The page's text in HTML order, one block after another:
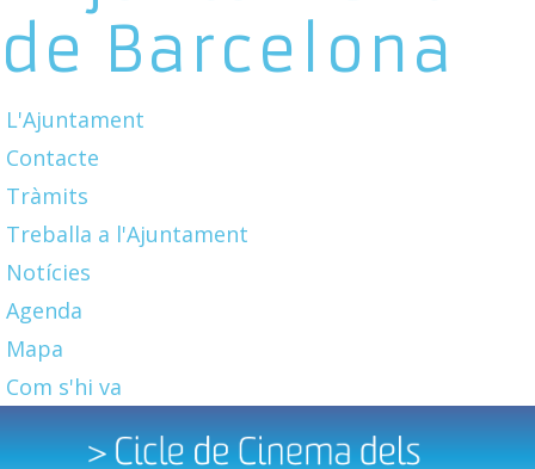
de Barcelona
L'Ajuntament
Contacte
Tràmits
Treballa a l'Ajuntament
Notícies
Agenda
Mapa
Com s'hi va